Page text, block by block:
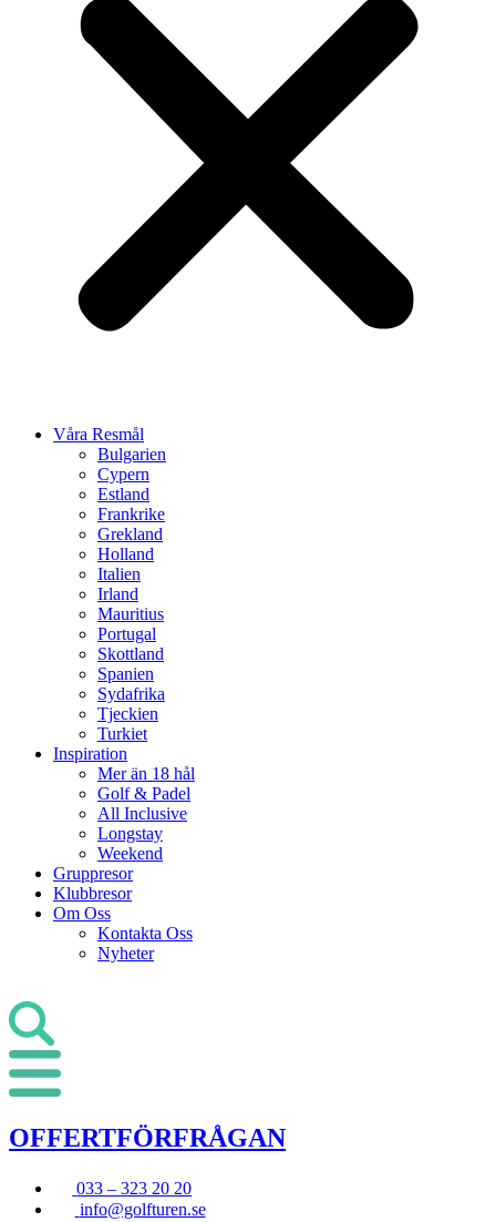
Våra Resmål
Bulgarien
Cypern
Estland
Frankrike
Grekland
Holland
Italien
Irland
Mauritius
Portugal
Skottland
Spanien
Sydafrika
Tjeckien
Turkiet
Inspiration
Mer än 18 hål
Golf & Padel
All Inclusive
Longstay
Weekend
Gruppresor
Klubbresor
Om Oss
Kontakta Oss
Nyheter
OFFERTFÖRFRÅGAN
033 – 323 20 20
info@golfturen.se